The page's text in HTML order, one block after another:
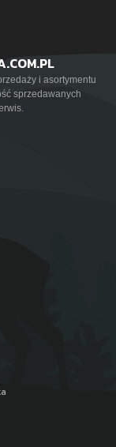
i asortymentu
sprzedawanych